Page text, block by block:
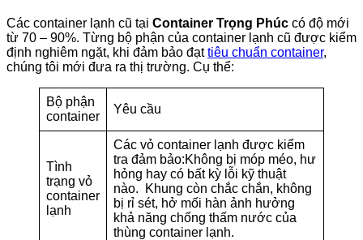
Các container lạnh cũ tại Container Trọng Phúc có độ mới
từ 70 – 90%. Từng bộ phận của container lạnh cũ được kiểm
định nghiêm ngặt, khi đảm bảo đạttiêu chuẩn container,
chúng tôi mới đưa ra thị trường. Cụ thể:
Bộ phận
container
Yêu cầu
Tình
trạng vỏ
container
lạnh
Các vỏ container lạnh được kiểm
tra đảm bảo:Không bị móp méo, hư
hỏng hay có bất kỳ lỗi kỹ thuật
nào. Khung còn chắc chắn, không
bị rỉ sét, hở mối hàn ảnh hưởng
khả năng chống thấm nước của
thùng container lạnh.